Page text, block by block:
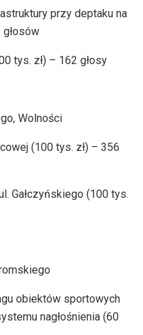
przy deptaku na
tys. zł) – 162 głosy
Wolności
(100 tys. zł) – 356
Gałczyńskiego (100 tys.
obiektów sportowych
nagłośnienia (60